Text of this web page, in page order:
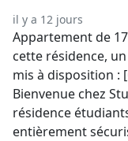
il y a 12 jours
Appartement de
cette résidence,
mis à disposition :
Bienvenue chez
résidence
entièrement